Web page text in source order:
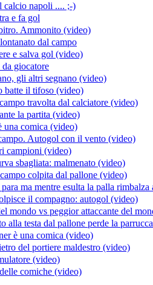
calcio napoli .... ;-)
e fa gol
Ammonito (video)
dal campo
e salva gol (video)
giocatore
gli altri segnano (video)
batte il tifoso (video)
travolta dal calciatore (video)
la partita (video)
una comica (video)
Autogol con il vento (video)
campioni (video)
sbagliata: malmenato (video)
colpita dal pallone (video)
ma mentre esulta la palla
il compagno: autogol (video)
mondo vs peggior attaccante del
alla testa dal pallone perde la
è una comica (video)
del portiere maldestro (video)
(video)
comiche (video)